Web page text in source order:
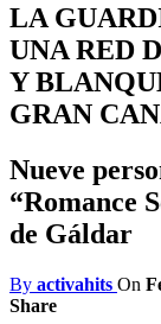
LA
UNA RED
Y
GRAN
Nueve
“Romance
de Gáldar
By activahits On
Share